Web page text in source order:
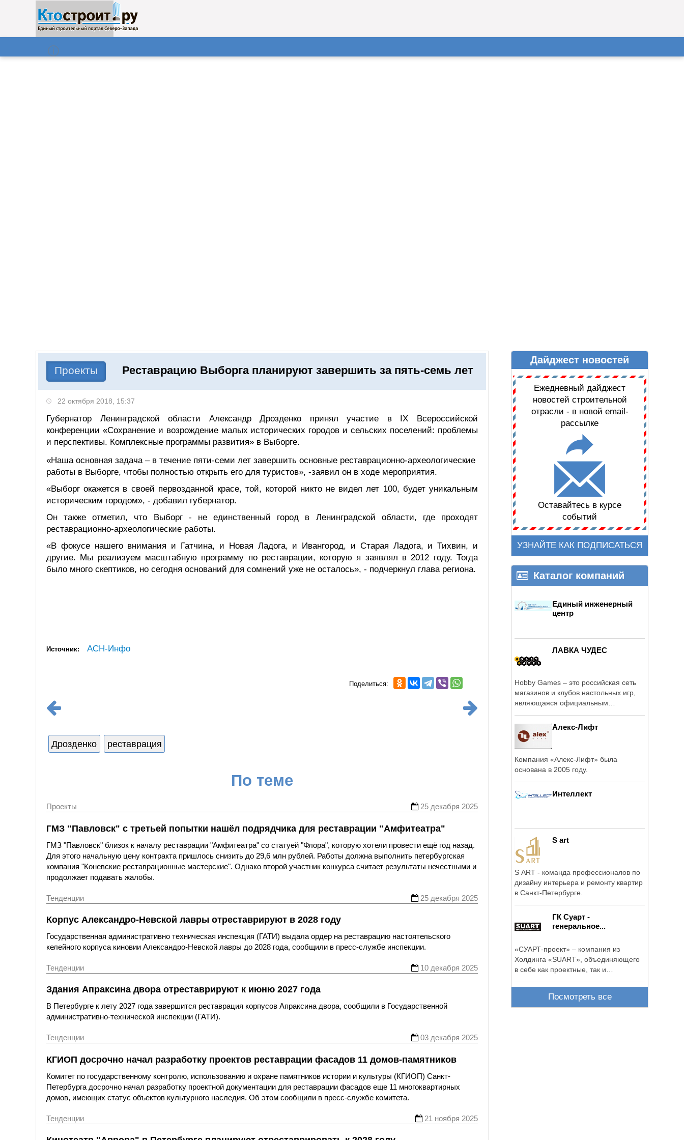
Поиск
НОВОСТИ ДАЙДЖЕСТ НОВОСТЕЙ
Проекты Реставрацию Выборга планируют завершить за пять-семь лет
22 октября 2018, 15:37
Губернатор Ленинградской области Александр Дрозденко принял участие в IX Всероссийской
конференции «Сохранение и возрождение малых исторических городов и сельских поселений: проблемы
и перспективы. Комплексные программы развития» в Выборге.
«Наша основная задача – в течение пяти-семи лет завершить основные реставрационно-археологические
работы в Выборге, чтобы полностью открыть его для туристов», -заявил он в ходе мероприятия.
«Выборг окажется в своей первозданной красе, той, которой никто не видел лет 100, будет уникальным
историческим городом», - добавил губернатор.
Он также отметил, что Выборг - не единственный город в Ленинградской области, где проходят
реставрационно-археологические работы.
«В фокусе нашего внимания и Гатчина, и Новая Ладога, и Ивангород, и Старая Ладога, и Тихвин, и
другие. Мы реализуем масштабную программу по реставрации, которую я заявлял в 2012 году. Тогда
было много скептиков, но сегодня оснований для сомнений уже не осталось», - подчеркнул глава региона.
Источник: АСН-Инфо
Поделиться:
Дрозденко реставрация
По теме
Проекты 25 декабря 2025
ГМЗ "Павловск" с третьей попытки нашёл подрядчика для реставрации "Амфитеатра"
ГМЗ "Павловск" близок к началу реставрации "Амфитеатра" со статуей "Флора", которую хотели провести ещё год назад.
Для этого начальную цену контракта пришлось снизить до 29,6 млн рублей. Работы должна выполнить петербургская
компания "Коневские реставрационные мастерские". Однако второй участник конкурса считает результаты нечестными и
продолжает подавать жалобы.
Тенденции 25 декабря 2025
Корпус Александро-Невской лавры отреставрируют в 2028 году
Государственная административно техническая инспекция (ГАТИ) выдала ордер на реставрацию настоятельского
келейного корпуса киновии Александро-Невской лавры до 2028 года, сообщили в пресс-службе инспекции.
Тенденции 10 декабря 2025
Здания Апраксина двора отреставрируют к июню 2027 года
В Петербурге к лету 2027 года завершится реставрация корпусов Апраксина двора, сообщили в Государственной
административно-технической инспекции (ГАТИ).
Тенденции 03 декабря 2025
КГИОП досрочно начал разработку проектов реставрации фасадов 11 домов-памятников
Комитет по государственному контролю, использованию и охране памятников истории и культуры (КГИОП) Санкт-
Петербурга досрочно начал разработку проектной документации для реставрации фасадов еще 11 многоквартирных
домов, имеющих статус объектов культурного наследия. Об этом сообщили в пресс-службе комитета.
Тенденции 21 ноября 2025
Дайджест новостей
Ежедневный дайджест
новостей строительной
отрасли - в новой email-
рассылке
Оставайтесь в курсе
событий
УЗНАЙТЕ КАК ПОДПИСАТЬСЯ
Каталог компаний
Единый инженерный
центр
ЛАВКА ЧУДЕС
Hobby Games – это российская сеть
магазинов и клубов настольных игр,
являющаяся официальным
Алекс-Лифт
Компания «Алекс-Лифт» была
основана в 2005 году.
Интеллект
S art
S ART - команда профессионалов по
дизайну интерьера и ремонту квартир
в Санкт-Петербурге.
ГК Суарт -
генеральное...
«СУАРТ-проект» – компания из
Холдинга «SUART», объединяющего
в себе как проектные, так и
Посмотреть все